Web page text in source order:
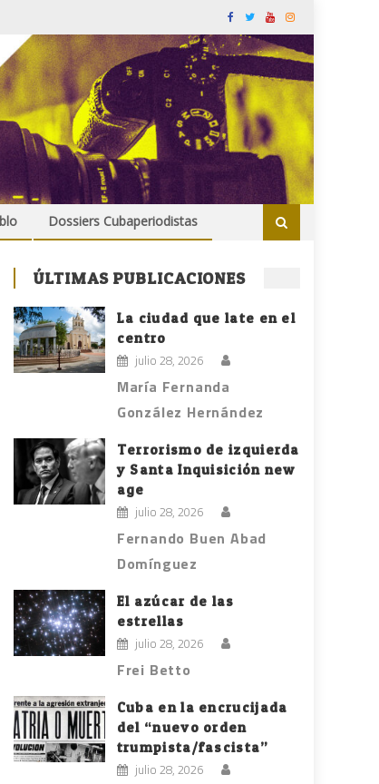
Dossiers Cubaperiodistas
ÚLTIMAS PUBLICACIONES
La ciudad que late en el
centro
julio 28, 2026
María Fernanda
González Hernández
Terrorismo de izquierda
y Santa Inquisición new
age
julio 28, 2026
Fernando Buen Abad
Domínguez
El azúcar de las
estrellas
julio 28, 2026
Frei Betto
Cuba en la encrucijada
del “nuevo orden
trumpista/fascista”
julio 28, 2026